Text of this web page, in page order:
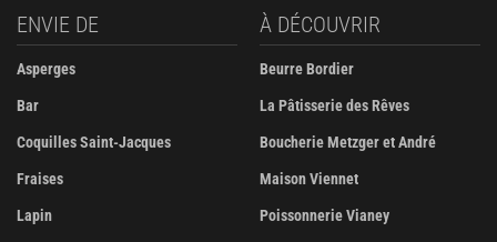
ENVIE DE
Asperges
Bar
Coquilles Saint-Jacques
Fraises
Lapin
À DÉCOUVRIR
Beurre Bordier
La Pâtisserie des Rêves
Boucherie Metzger et André
Maison Viennet
Poissonnerie Vianey